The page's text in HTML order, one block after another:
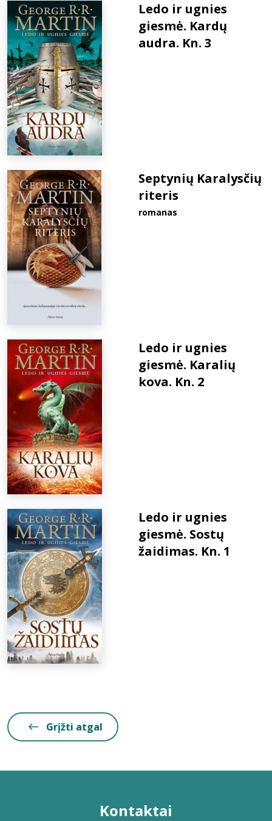
Ledo ir ugnies
giesmė. Kardų
audra. Kn. 3
Septynių Karalysčių
riteris
romanas
Ledo ir ugnies
giesmė. Karalių
kova. Kn. 2
Ledo ir ugnies
giesmė. Sostų
žaidimas. Kn. 1
Grįžti atgal
Kontaktai